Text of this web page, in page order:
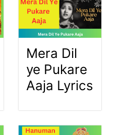
Mera Dil
ye Pukare
Aaja Lyrics